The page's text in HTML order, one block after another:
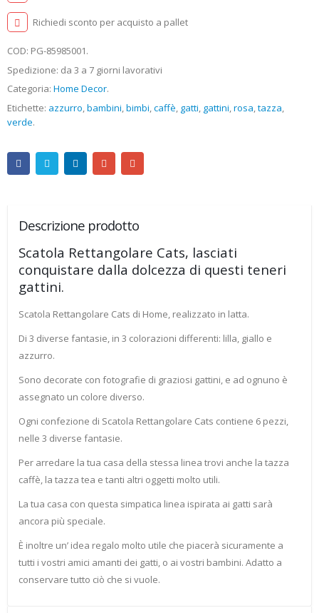
Richiedi sconto per acquisto a pallet
COD: PG-85985001.
Spedizione: da 3 a 7 giorni lavorativi
Categoria: Home Decor.
Etichette: azzurro bambini bimbi caffè gatti gattini rosa tazza
verde.
Descrizione prodotto
Scatola Rettangolare Cats, lasciati
conquistare dalla dolcezza di questi teneri
gattini.
Scatola Rettangolare Cats di Home, realizzato in latta.
Di 3 diverse fantasie, in 3 colorazioni differenti: lilla, giallo e
azzurro.
Sono decorate con fotografie di graziosi gattini, e ad ognuno è
assegnato un colore diverso.
Ogni confezione di Scatola Rettangolare Cats contiene 6 pezzi,
nelle 3 diverse fantasie.
Per arredare la tua casa della stessa linea trovi anche la tazza
caffè, la tazza tea e tanti altri oggetti molto utili.
La tua casa con questa simpatica linea ispirata ai gatti sarà
ancora più speciale.
È inoltre un’ idea regalo molto utile che piacerà sicuramente a
tutti i vostri amici amanti dei gatti, o ai vostri bambini. Adatto a
conservare tutto ciò che si vuole.